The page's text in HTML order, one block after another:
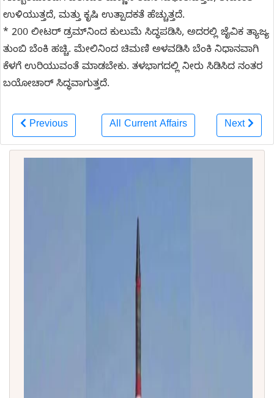
ಉಳಿಯುತ್ತದೆ, ಮತ್ತು ಕೃಷಿ ಉತ್ಪಾದಕತೆ ಹೆಚ್ಚುತ್ತದೆ.
* 200 ಲೀಟರ್ ಡ್ರಮ್‌ನಿಂದ ಕುಲುಮೆ ಸಿದ್ಧಪಡಿಸಿ, ಅದರಲ್ಲಿ ಜೈವಿಕ ತ್ಯಾಜ್ಯ
ತುಂಬಿ ಬೆಂಕಿ ಹಚ್ಚಿ. ಮೇಲಿನಿಂದ ಚಿಮಣಿ ಅಳವಡಿಸಿ ಬೆಂಕಿ ನಿಧಾನವಾಗಿ
ಕೆಳಗೆ ಉರಿಯುವಂತೆ ಮಾಡಬೇಕು. ತಳಭಾಗದಲ್ಲಿ ನೀರು ಸಿಡಿಸಿದ ನಂತರ
ಬಯೋಚಾರ್ ಸಿದ್ಧವಾಗುತ್ತದೆ.
Previous All Current Affairs Next